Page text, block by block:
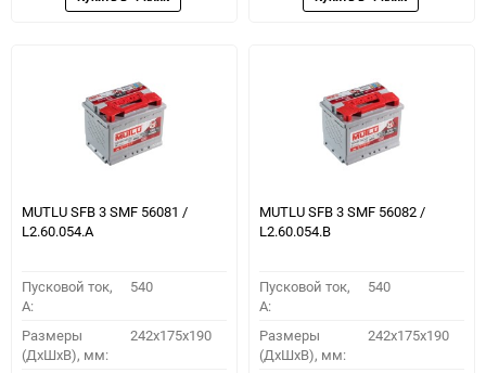
MUTLU SFB 3 SMF 56081 /
L2.60.054.A
Пусковой ток,
A:
540
Размеры
(ДхШхВ), мм:
242x175x190
MUTLU SFB 3 SMF 56082 /
L2.60.054.B
Пусковой ток,
A:
540
Размеры
(ДхШхВ), мм:
242x175x190